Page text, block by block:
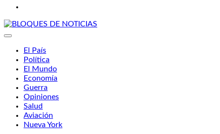
El País
Política
El Mundo
Economía
Guerra
Opiniones
Salud
Aviación
Nueva York